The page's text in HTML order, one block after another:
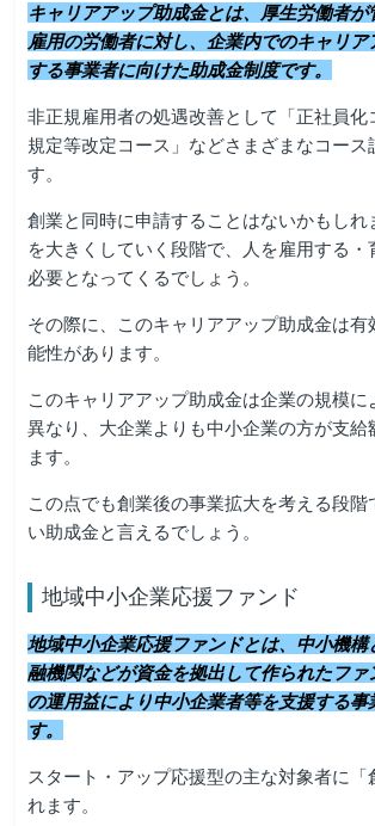
キャリアアップ助成金とは、厚生労働者が
雇用の労働者に対し、企業内でのキャリア
する事業者に向けた助成金制度です。
非正規雇用者の処遇改善として「正社員化
規定等改定コース」などさまざまなコース
す。
創業と同時に申請することはないかもしれ
を大きくしていく段階で、人を雇用する・
必要となってくるでしょう。
その際に、このキャリアアップ助成金は有
能性があります。
このキャリアアップ助成金は企業の規模に
異なり、大企業よりも中小企業の方が支給
ます。
この点でも創業後の事業拡大を考える段階
い助成金と言えるでしょう。
地域中小企業応援ファンド
地域中小企業応援ファンドとは、中小機構
融機関などが資金を拠出して作られたファ
の運用益により中小企業者等を支援する事
す。
スタート・アップ応援型の主な対象者に「
れます。